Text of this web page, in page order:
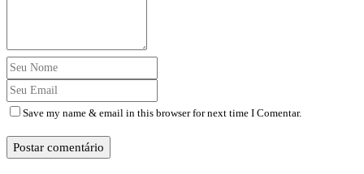
Save my name & email in this browser for next time I Comentar.
Postar comentário